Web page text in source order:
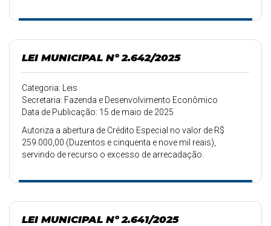
LEI MUNICIPAL Nº 2.642/2025
Categoria: Leis
Secretaria: Fazenda e Desenvolvimento Econômico
Data de Publicação: 15 de maio de 2025
Autoriza a abertura de Crédito Especial no valor de R$
259.000,00 (Duzentos e cinquenta e nove mil reais),
servindo de recurso o excesso de arrecadação.
LEI MUNICIPAL Nº 2.641/2025